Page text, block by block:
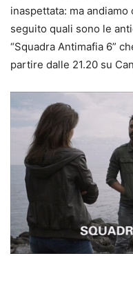
inaspettata: ma
seguito quali sono le
“Squadra Antimafia 6”
partire dalle 21.20 su